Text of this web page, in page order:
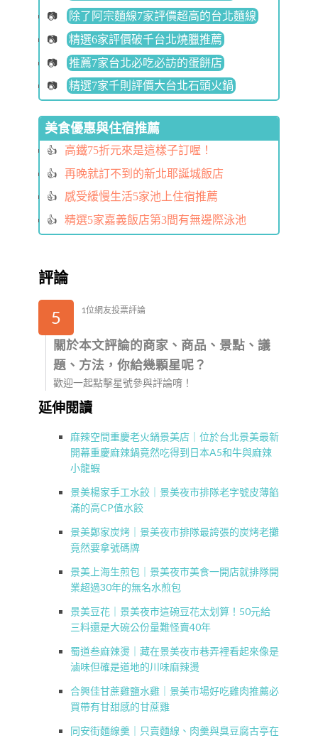
除了阿宗麵線7家評價超高的台北麵線
精選6家評價破千台北燒臘推薦
推薦7家台北必吃必訪的蛋餅店
精選7家千則評價大台北石頭火鍋
美食優惠與住宿推薦
高鐵75折元來是這樣子訂喔！
再晚就訂不到的新北耶誕城飯店
感受緩慢生活5家池上住宿推薦
精選5家嘉義飯店第3間有無邊際泳池
評論
5 1位網友投票評論
關於本文評論的商家、商品、景點、議
題、方法，你給幾顆星呢？
歡迎一起點擊星號參與評論唷！
延伸閱讀
麻辣空間重慶老火鍋景美店｜位於台北景美最新
開幕重慶麻辣鍋竟然吃得到日本A5和牛與麻辣
小龍蝦
景美楊家手工水餃｜景美夜市排隊老字號皮薄餡
滿的高CP值水餃
景美鄭家炭烤｜景美夜市排隊最誇張的炭烤老攤
竟然要拿號碼牌
景美上海生煎包｜景美夜市美食一開店就排隊開
業超過30年的無名水煎包
景美豆花｜景美夜市這碗豆花太划算！50元給
三料還是大碗公份量難怪賣40年
蜀道叁麻辣燙｜藏在景美夜市巷弄裡看起來像是
滷味但確是道地的川味麻辣燙
合興佳甘蔗雞鹽水雞｜景美市場好吃雞肉推薦必
買帶有甘甜感的甘蔗雞
同安街麵線羹｜只賣麵線、肉羹與臭豆腐古亭在